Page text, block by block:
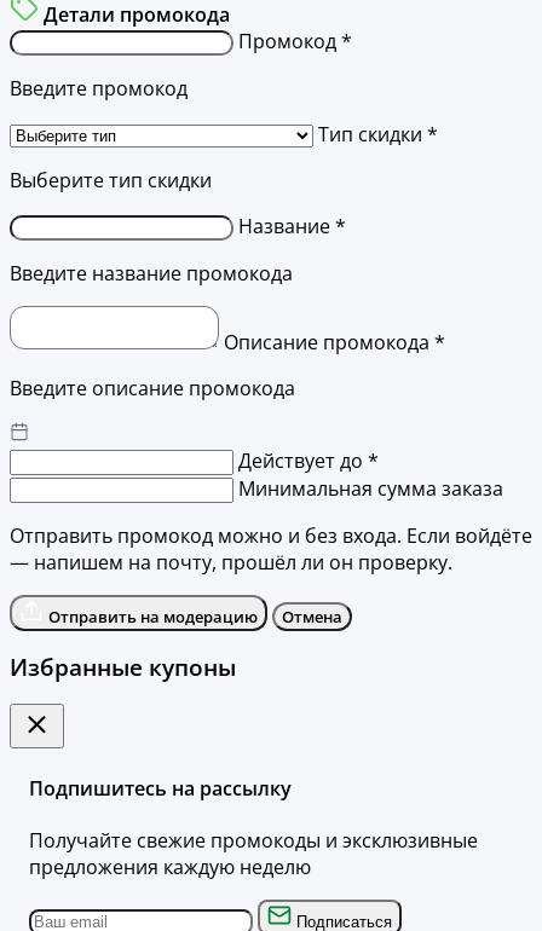
Детали промокода
Промокод *
Введите промокод
Тип скидки *
Выберите тип скидки
Название *
Введите название промокода
Описание промокода *
Введите описание промокода
Действует до *
Минимальная сумма заказа
Отправить промокод можно и без входа. Если войдёте
— напишем на почту, прошёл ли он проверку.
Отправить на модерацию Отмена
Избранные купоны
Подпишитесь на рассылку
Получайте свежие промокоды и эксклюзивные
предложения каждую неделю
Подписаться